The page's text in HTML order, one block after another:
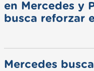
en Mercedes y
busca reforzar
Mercedes